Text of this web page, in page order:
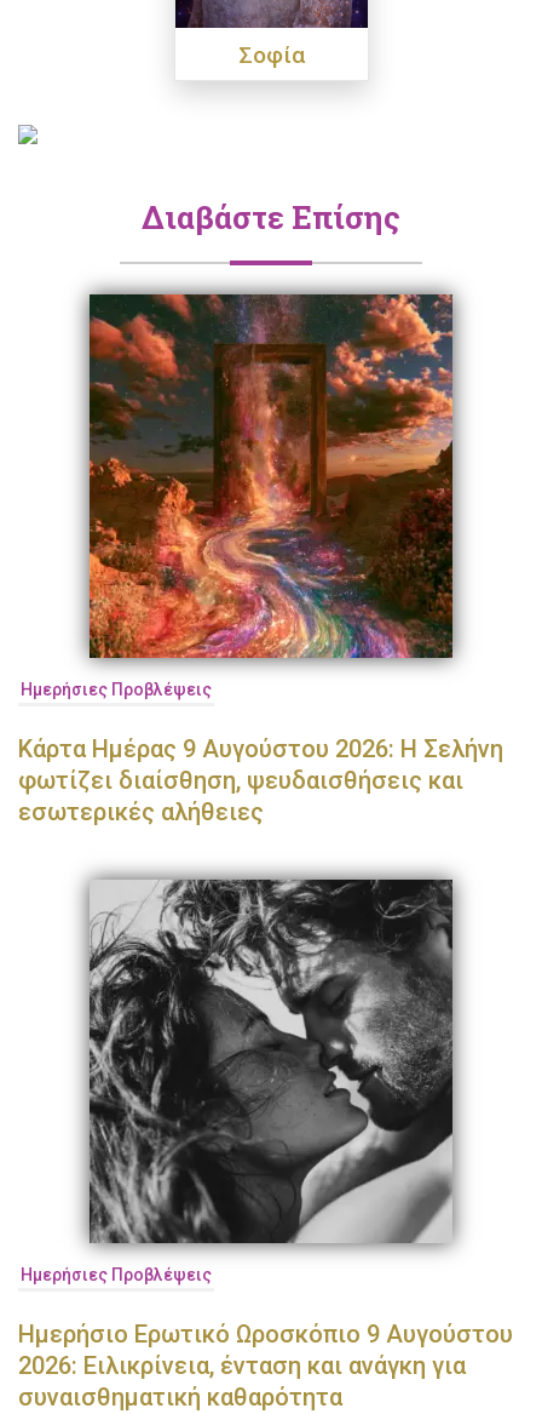
Σοφία
Διαβάστε Επίσης
Ημερήσιες Προβλέψεις
Κάρτα Ημέρας 9 Αυγούστου 2026: Η Σελήνη
φωτίζει διαίσθηση, ψευδαισθήσεις και
εσωτερικές αλήθειες
Ημερήσιες Προβλέψεις
Ημερήσιο Ερωτικό Ωροσκόπιο 9 Αυγούστου
2026: Ειλικρίνεια, ένταση και ανάγκη για
συναισθηματική καθαρότητα